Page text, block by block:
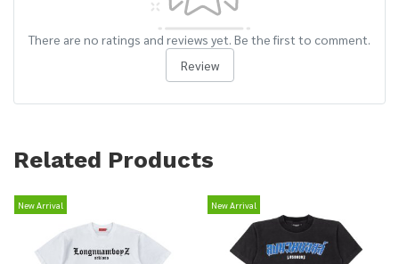
There are no ratings and reviews yet. Be the first to comment.
Review
Related Products
New Arrival New Arrival